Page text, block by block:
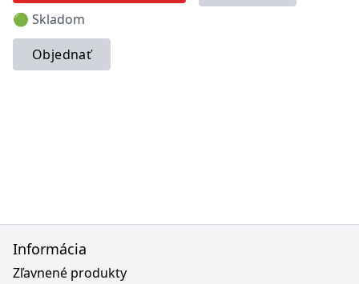
🟢 Skladom
Objednať
Informácia
Zľavnené produkty